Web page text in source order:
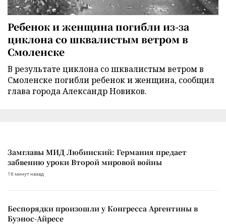
Ребенок и женщина погибли из-за
циклона со шквалистым ветром в
Смоленске
В результате циклона со шквалистым ветром в
Смоленске погибли ребенок и женщина, сообщил
глава города Александр Новиков.
Замглавы МИД Любинский: Германия предает
забвению уроки Второй мировой войны
16 минут назад
Беспорядки произошли у Конгресса Аргентины в
Буэнос-Айресе